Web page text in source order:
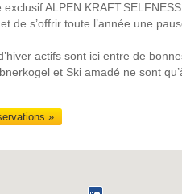
de s’offrir toute l’année une
actifs sont ici entre de
et Ski amadé ne sont
»